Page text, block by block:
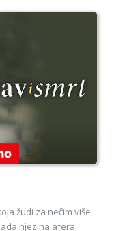
žudi za nečim više
njezina afera